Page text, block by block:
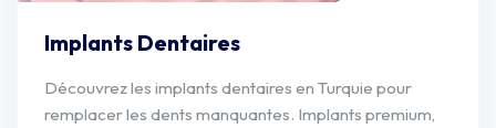
Implants Dentaires
Découvrez les implants dentaires en Turquie pour
remplacer les dents manquantes. Implants premium,